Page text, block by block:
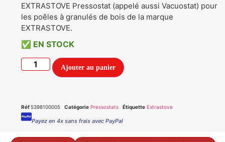
EXTRASTOVE Pressostat (appelé aussi Vacuostat) pour
les poêles à granulés de bois de la marque
EXTRASTOVE.
EN STOCK
Ajouter au panier
Réf 5398100005 Catégorie Pressostats Étiquette Extrastove
Payez en 4x sans frais avec PayPal